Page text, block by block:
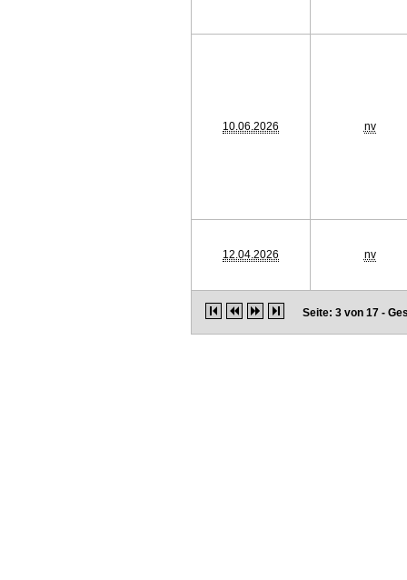
10.06.2026 nv
12.04.2026 nv
Seite: 3 von 17 -